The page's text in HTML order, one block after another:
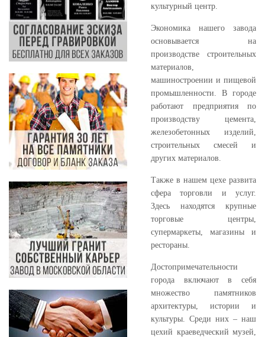
культурный центр.
Экономика нашего завода
основывается на
производстве строительных
материалов,
машиностроении и пищевой
промышленности. В городе
работают предприятия по
производству цемента,
железобетонных изделий,
строительных смесей и
других материалов.
Также в нашем цехе развита
сфера торговли и услуг.
Здесь находятся крупные
торговые центры,
супермаркеты, магазины и
рестораны.
Достопримечательности
города включают в себя
множество памятников
архитектуры, истории и
культуры. Среди них – наш
цехий краеведческий музей,